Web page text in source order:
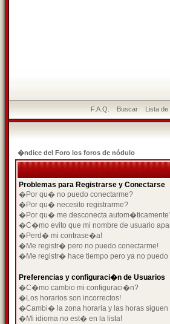
F.A.Q. Buscar Lista de
�ndice del Foro los foros de nódulo
Problemas para Registrarse y Conectarse
�Por qu� no puedo conectarme?
�Por qu� necesito registrarme?
�Por qu� me desconecta
�C�mo evito que mi nombre de usuario
�Perd� mi contrase�a!
�Me registr� pero no puedo conectarme!
�Me registr� hace tiempo pero ya no puedo
Preferencias y configuraci�n de Usuarios
�C�mo cambio mi configuraci�n?
�Los horarios son incorrectos!
�Cambi� la zona horaria y las horas siguen
�Mi idioma no est� en la lista!